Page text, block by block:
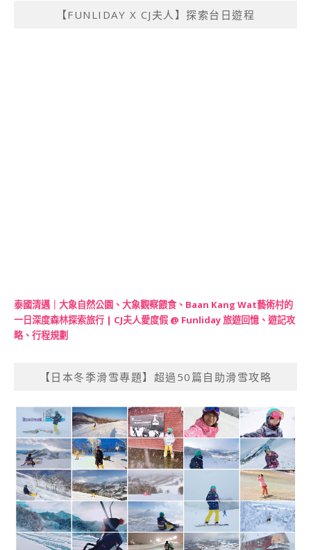
【FUNLIDAY X CJ夫人】探索台日遊程
泰國清邁｜大象自然公園、大象觀察餵食、Baan Kang Wat藝術村的
一日深度森林探索旅行 | CJ夫人愛度假 @ Funliday 旅遊回憶、遊記攻
略、行程規劃
【日本冬季滑雪專題】超過50篇自助滑雪攻略